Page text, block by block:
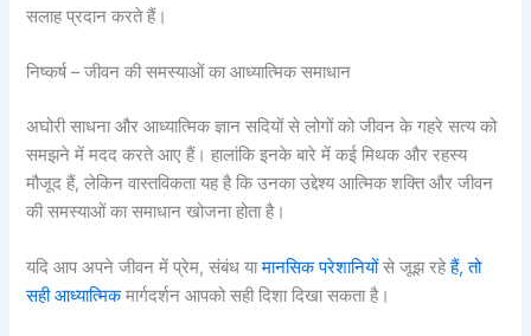
सलाह प्रदान करते हैं।
निष्कर्ष – जीवन की समस्याओं का आध्यात्मिक समाधान
अघोरी साधना और आध्यात्मिक ज्ञान सदियों से लोगों को जीवन के गहरे सत्य को
समझने में मदद करते आए हैं। हालांकि इनके बारे में कई मिथक और रहस्य
मौजूद हैं, लेकिन वास्तविकता यह है कि उनका उद्देश्य आत्मिक शक्ति और जीवन
की समस्याओं का समाधान खोजना होता है।
यदि आप अपने जीवन में प्रेम, संबंध यामानसिक परेशानियोंसे जूझ रहेहैं, तो
सही आध्यात्मिकमार्गदर्शन आपको सही दिशा दिखा सकता है।